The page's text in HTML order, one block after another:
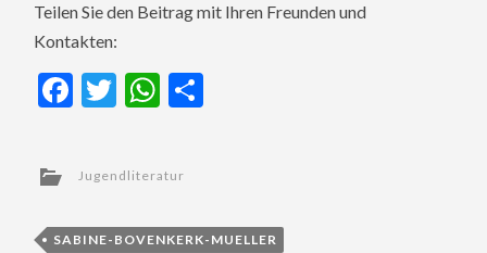
Teilen Sie den Beitrag mit Ihren Freunden und
Kontakten:
Facebook
TwitterWhatsApp
Jugendliteratur
SABINE-BOVENKERK-MUELLER